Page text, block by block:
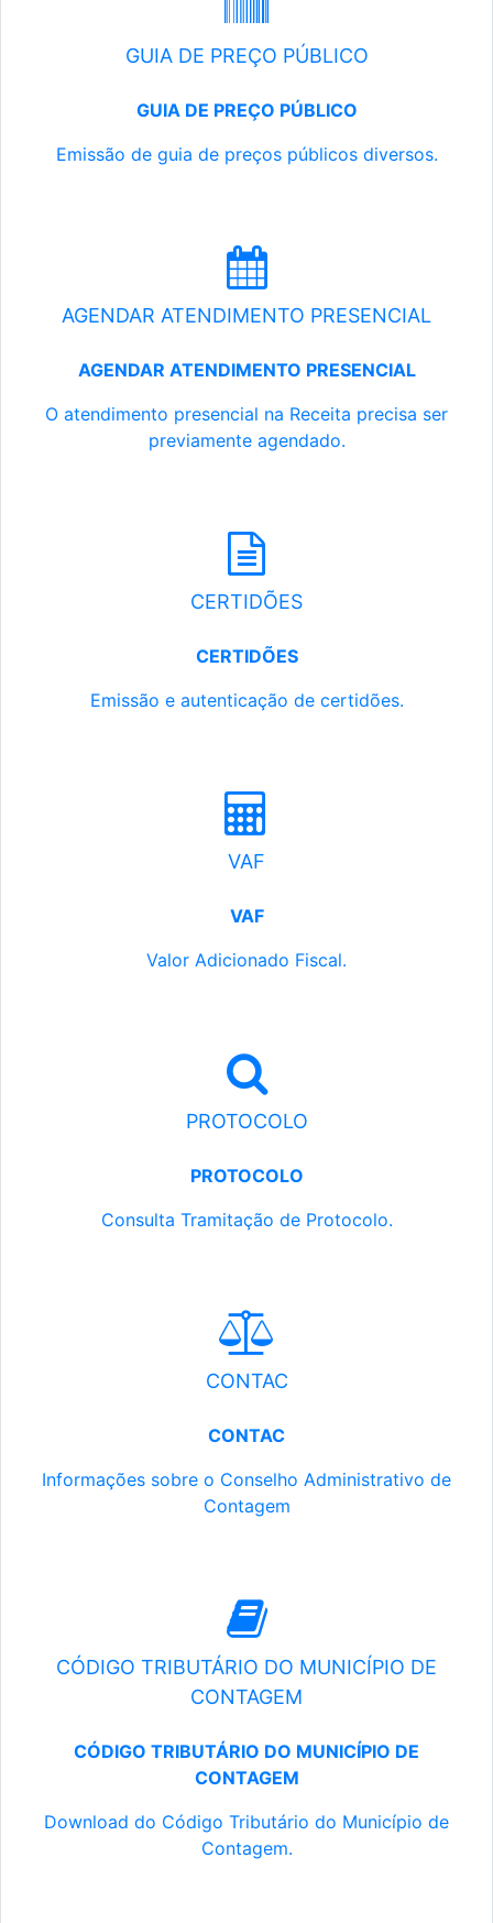
GUIA DE PREÇO PÚBLICO
GUIA DE PREÇO PÚBLICO
Emissão de guia de preços públicos diversos.
AGENDAR ATENDIMENTO PRESENCIAL
AGENDAR ATENDIMENTO PRESENCIAL
O atendimento presencial na Receita precisa ser
previamente agendado.
CERTIDÕES
CERTIDÕES
Emissão e autenticação de certidões.
VAF
VAF
Valor Adicionado Fiscal.
PROTOCOLO
PROTOCOLO
Consulta Tramitação de Protocolo.
CONTAC
CONTAC
Informações sobre o Conselho Administrativo de
Contagem
CÓDIGO TRIBUTÁRIO DO MUNICÍPIO DE
CONTAGEM
CÓDIGO TRIBUTÁRIO DO MUNICÍPIO DE
CONTAGEM
Download do Código Tributário do Município de
Contagem.